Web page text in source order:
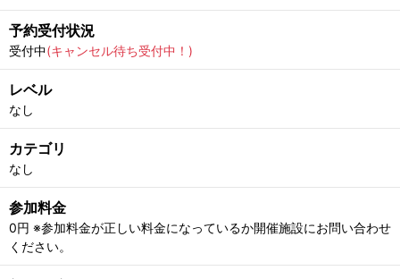
予約受付状況
受付中(キャンセル待ち受付中！)
レベル
なし
カテゴリ
なし
参加料金
0円 ※参加料金が正しい料金になっているか開催施設にお問い合わせ
ください。